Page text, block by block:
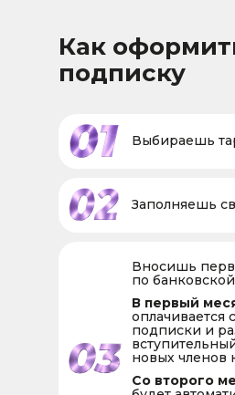
Как
подписку
Выбираешь
Заполняешь
Со второго
В первый
оплачивается
подписки и
новых членов
Вносишь
по